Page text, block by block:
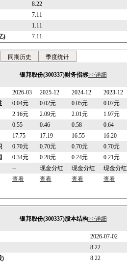
8.22
7.11
1.11
)
7.11
同期历史 季度统计
银邦股份(300337)财务指标>>详细
2026-03 2025-12 2024-12 2023-12
0.04元 0.02元 0.05元 0.07元
2.16元 2.09元 2.01元 1.97元
0.55 0.46 0.58 0.64
17.75 17.19 16.55 16.20
0.70元 0.70元 0.70元 0.70元
0.34元 0.28元 0.24元 0.21元
-- 现金分红 现金分红 现金分红
查看 查看 查看 查看
银邦股份(300337)股本结构>>详细
2026-07-02
8.22
)
8.22